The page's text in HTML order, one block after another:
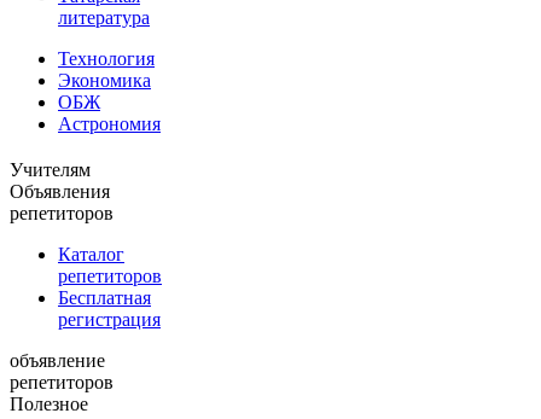
литература
Технология
Экономика
ОБЖ
Астрономия
Учителям
Объявления
репетиторов
Каталог
репетиторов
Бесплатная
регистрация
объявление
репетиторов
Полезное